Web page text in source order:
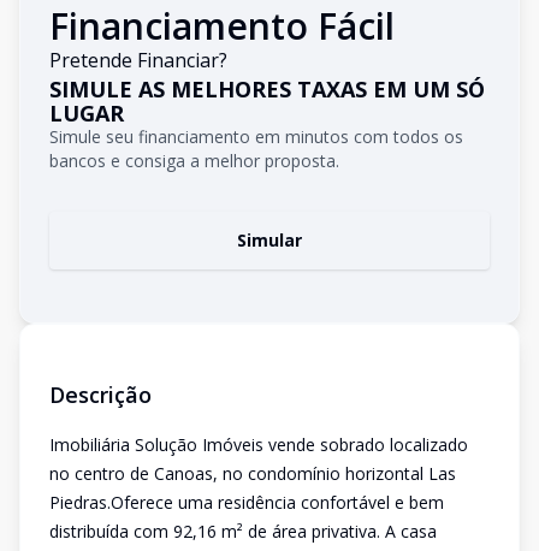
Financiamento Fácil
Pretende Financiar?
SIMULE AS MELHORES TAXAS EM UM SÓ
LUGAR
Simule seu financiamento em minutos com todos os
bancos e consiga a melhor proposta.
Simular
Descrição
Imobiliária Solução Imóveis vende sobrado localizado
no centro de Canoas, no condomínio horizontal Las
Piedras.Oferece uma residência confortável e bem
distribuída com 92,16 m² de área privativa. A casa